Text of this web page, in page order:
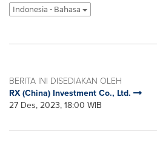
Indonesia - Bahasa
BERITA INI DISEDIAKAN OLEH
RX (China) Investment Co., Ltd.
27 Des, 2023, 18:00 WIB